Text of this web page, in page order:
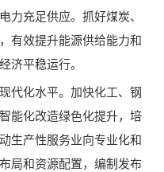
力充足供应。抓好煤炭、
有效提升能源供给能力和
济平稳运行。
代化水平。加快化工、钢
能化改造绿色化提升，培
生产性服务业向专业化和
局和资源配置，编制发布